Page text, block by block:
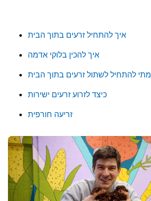
איך להתחיל זרעים בתוך הבית
איך להכין בלוקי אדמה
מתי להתחיל לשתול זרעים בתוך הבית
כיצד לזרוע זרעים ישירות
זריעה חורפית